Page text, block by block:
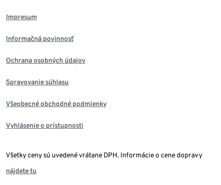
Impresum
Informačná povinnosť
Ochrana osobných údajov
Spravovanie súhlasu
Všeobecné obchodné podmienky
Vyhlásenie o prístupnosti
Všetky ceny sú uvedené vrátane DPH. Informácie o cene dopravy
nájdete tu